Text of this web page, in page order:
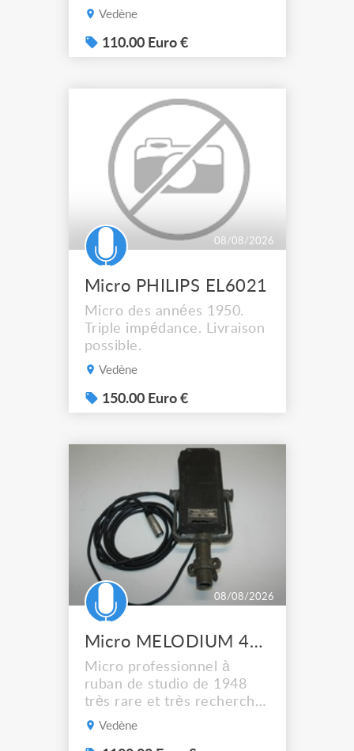
possible.
Vedène
110.00 Euro €
08/08/2026
Micro PHILIPS EL6021
Micro des années 1950.
Triple impédance. Livraison
possible.
Vedène
150.00 Euro €
08/08/2026
Micro MELODIUM 42B à ruban
Micro professionnel à
ruban de studio de 1948
très rare et très recherché.
Livraison possible.
Vedène